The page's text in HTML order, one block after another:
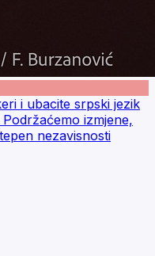
i ubacite srpski jezik
izmjene,
nezavisnosti